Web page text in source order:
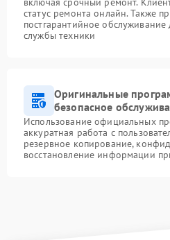
статус ремонта онлайн. Также
постгарантийное
службы техники
Оригинальные
безопасное
Использование официальных
аккуратная работа с
резервное копирование,
восстановление информации